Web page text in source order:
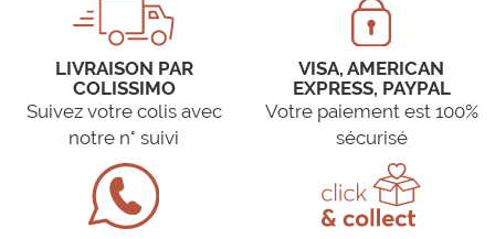
LIVRAISON PAR
COLISSIMO
Suivez votre colis avec
notre n° suivi
VISA, AMERICAN
EXPRESS, PAYPAL
Votre paiement est 100%
sécurisé